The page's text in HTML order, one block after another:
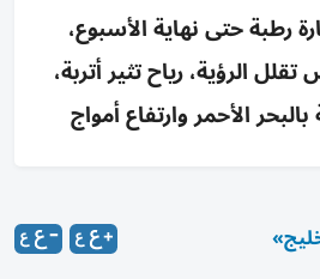
رطبة حتى نهاية الأسبوع،
كثيفة 4-8ص تقلل الرؤية، رياح تثير أتربة،
الأحمر وارتفاع أمواج